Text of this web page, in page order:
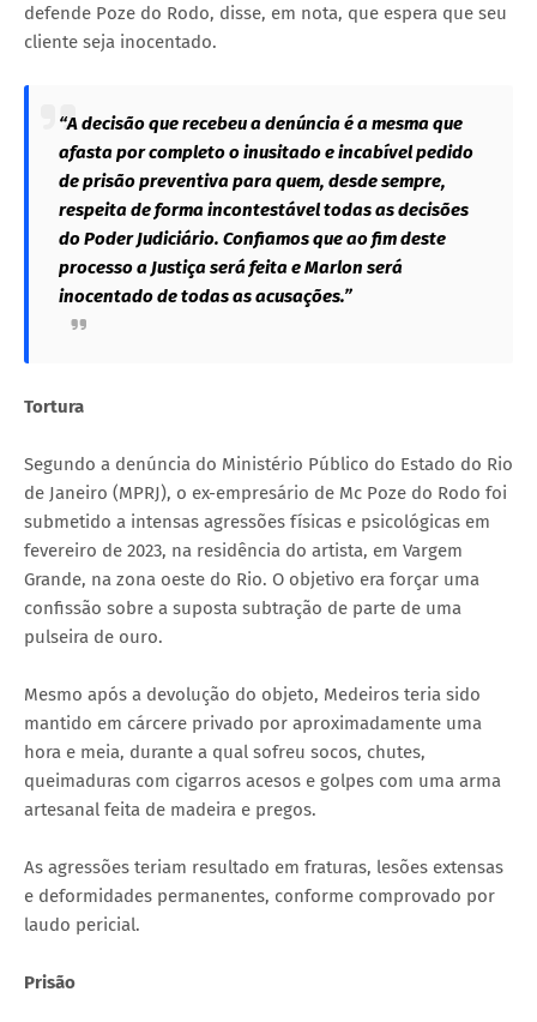
defende Poze do Rodo, disse, em nota, que espera que seu
cliente seja inocentado.
“A decisão que recebeu a denúncia é a mesma que
afasta por completo o inusitado e incabível pedido
de prisão preventiva para quem, desde sempre,
respeita de forma incontestável todas as decisões
do Poder Judiciário. Confiamos que ao fim deste
processo a Justiça será feita e Marlon será
inocentado de todas as acusações.”
Tortura
Segundo a denúncia do Ministério Público do Estado do Rio
de Janeiro (MPRJ), o ex-empresário de Mc Poze do Rodo foi
submetido a intensas agressões físicas e psicológicas em
fevereiro de 2023, na residência do artista, em Vargem
Grande, na zona oeste do Rio. O objetivo era forçar uma
confissão sobre a suposta subtração de parte de uma
pulseira de ouro.
Mesmo após a devolução do objeto, Medeiros teria sido
mantido em cárcere privado por aproximadamente uma
hora e meia, durante a qual sofreu socos, chutes,
queimaduras com cigarros acesos e golpes com uma arma
artesanal feita de madeira e pregos.
As agressões teriam resultado em fraturas, lesões extensas
e deformidades permanentes, conforme comprovado por
laudo pericial.
Prisão